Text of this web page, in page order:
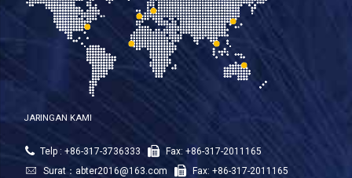
JARINGAN KAMI
Telp : +86-317-3736333
Fax: +86-317-2011165
Surat： abter2016@163.com Fax: +86-317-2011165